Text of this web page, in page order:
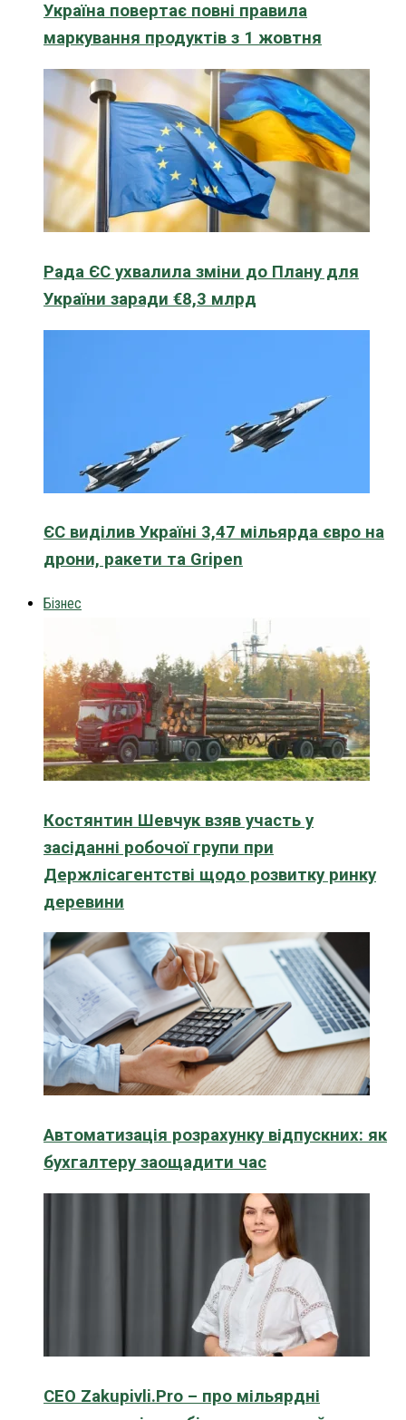
Україна повертає повні правила
маркування продуктів з 1 жовтня
Рада ЄС ухвалила зміни до Плану для
України заради €8,3 млрд
ЄС виділив Україні 3,47 мільярда євро на
дрони, ракети та Gripen
Бізнес
Костянтин Шевчук взяв участь у
засіданні робочої групи при
Держлісагентстві щодо розвитку ринку
деревини
Автоматизація розрахунку відпускних: як
бухгалтеру заощадити час
CEO Zakupivli.Pro – про мільярдні